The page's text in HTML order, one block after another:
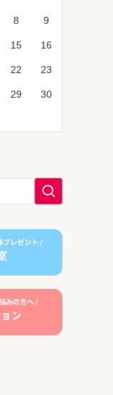
8 9
15 16
22 23
29 30